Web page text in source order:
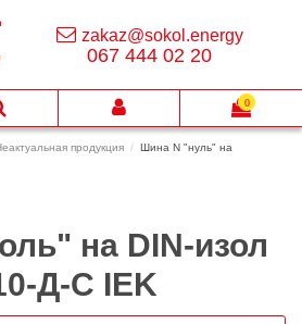
продукция
Шина N "нуль" на
на DIN-изол
Д-C IEK
zakaz@sokol.energy
067 444 02 20
0